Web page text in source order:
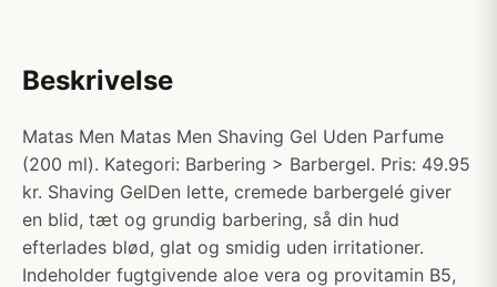
Beskrivelse
Matas Men Matas Men Shaving Gel Uden Parfume
(200 ml). Kategori: Barbering > Barbergel. Pris: 49.95
kr. Shaving GelDen lette, cremede barbergelé giver
en blid, tæt og grundig barbering, så din hud
efterlades blød, glat og smidig uden irritationer.
Indeholder fugtgivende aloe vera og provitamin B5,